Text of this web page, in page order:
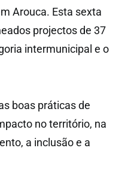
Arouca. Esta sexta
projectos de 37
intermunicipal e o
boas práticas de
no território, na
a inclusão e a